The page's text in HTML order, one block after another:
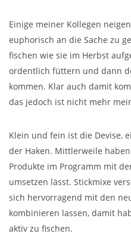
Einige meiner Kollegen
euphorisch an die Sache zu
fischen wie sie im Herbst
ordentlich füttern und dann
kommen. Klar auch damit
das jedoch ist nicht mehr
Klein und fein ist die Devise,
der Haken. Mittlerweile
Produkte im Programm mit
umsetzen lässt. Stickmixe
sich hervorragend mit den
kombinieren lassen, damit
aktiv zu fischen.